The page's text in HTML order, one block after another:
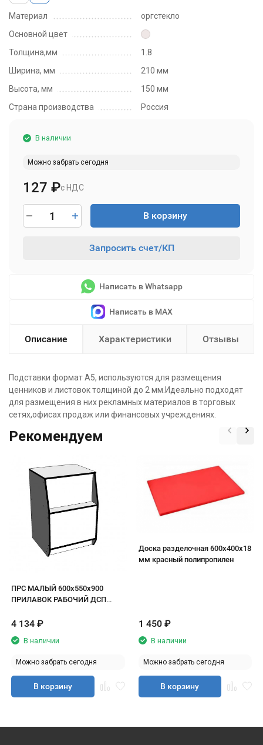
Материал
оргстекло
Основной цвет
Толщина,мм
1.8
Ширина, мм
210 мм
Высота, мм
150 мм
Страна производства
Россия
В наличии
Можно забрать сегодня
с НДС
127 ₽
В корзину
Запросить счет/КП
Написать в Whatsapp
Написать в MAX
Описание Характеристики Отзывы
Подставки формат А5, используются для размещения
ценников и листовок толщиной до 2 мм.Идеально подходят
для размещения в них рекламных материалов в торговых
сетях,офисах продаж или финансовых учреждениях.
Рекомендуем
ПРС МАЛЫЙ 600х550х900
ПРИЛАВОК РАБОЧИЙ ДСП
4 134 ₽
В наличии
Можно забрать сегодня
В корзину
Доска разделочная 600х400х18
мм красный полипропилен
1 450 ₽
В наличии
Можно забрать сегодня
В корзину